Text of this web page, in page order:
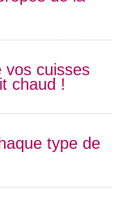
vos cuisses
chaud !
type de